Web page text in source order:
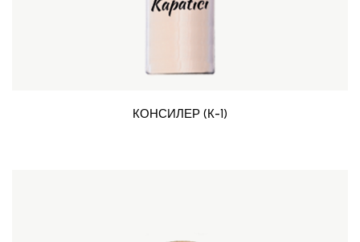
КОНСИЛЕР (К-1)